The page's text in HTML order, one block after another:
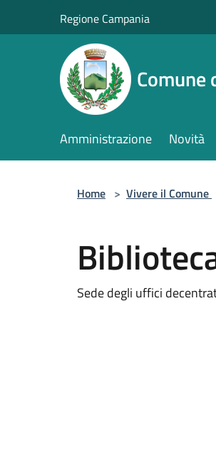
Regione Campania
Comune
Amministrazione Novità
Home > Vivere il Comune
Sede degli uffici